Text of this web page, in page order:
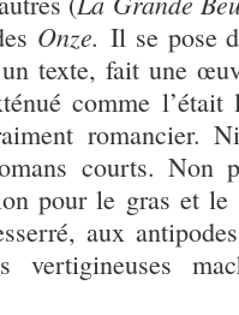
Onze.Il se pose
texte, fait une
comme
romancier.
courts. Non
pour le gras et
aux
vertigineuses